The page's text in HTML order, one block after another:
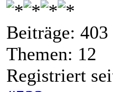
Beiträge: 403
Themen: 12
Registriert